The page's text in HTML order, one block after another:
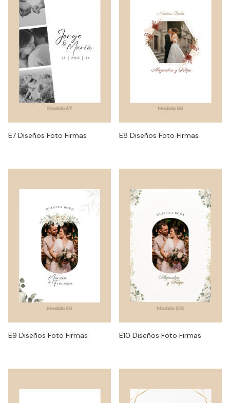
E7 Diseños Foto Firmas E8 Diseños Foto Firmas
E9 Diseños Foto Firmas E10 Diseños Foto Firmas